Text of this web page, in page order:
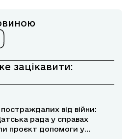
зацікавити:
від війни:
рада у справах
проєкт допомоги у